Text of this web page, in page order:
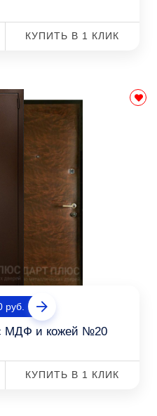
КУПИТЬ В 1 КЛИК
руб.
МДФ и кожей №20
КУПИТЬ В 1 КЛИК